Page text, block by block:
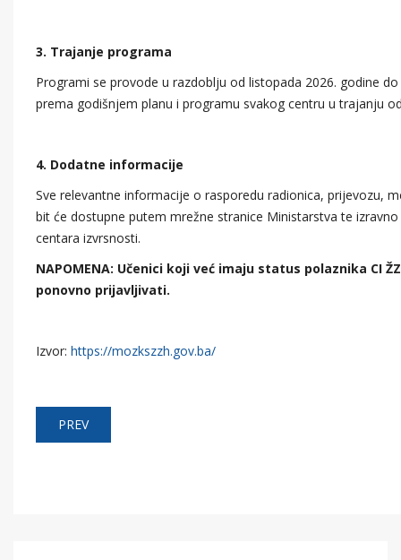
3. Trajanje programa
Programi se provode u razdoblju od listopada 2026. godine
prema godišnjem planu i programu svakog centru u trajanju
4. Dodatne informacije
Sve relevantne informacije o rasporedu radionica, prijevozu,
bit će dostupne putem mrežne stranice Ministarstva te
centara izvrsnosti.
NAPOMENA: Učenici koji već imaju status polaznika CI
ponovno prijavljivati.
Izvor: https://mozkszzh.gov.ba/
PREV